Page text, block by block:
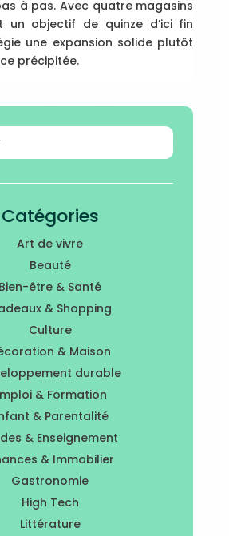
à pas. Avec quatre magasins
un objectif de quinze d’ici fin
une expansion solide plutôt
précipitée.
Catégories
Art de vivre
Beauté
Bien-être & Santé
& Shopping
Culture
& Maison
durable
& Formation
& Parentalité
& Enseignement
& Immobilier
Gastronomie
High Tech
Littérature